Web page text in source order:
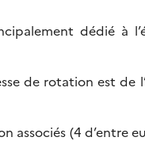
dédié à
de rotation est de
associés (4 d’entre